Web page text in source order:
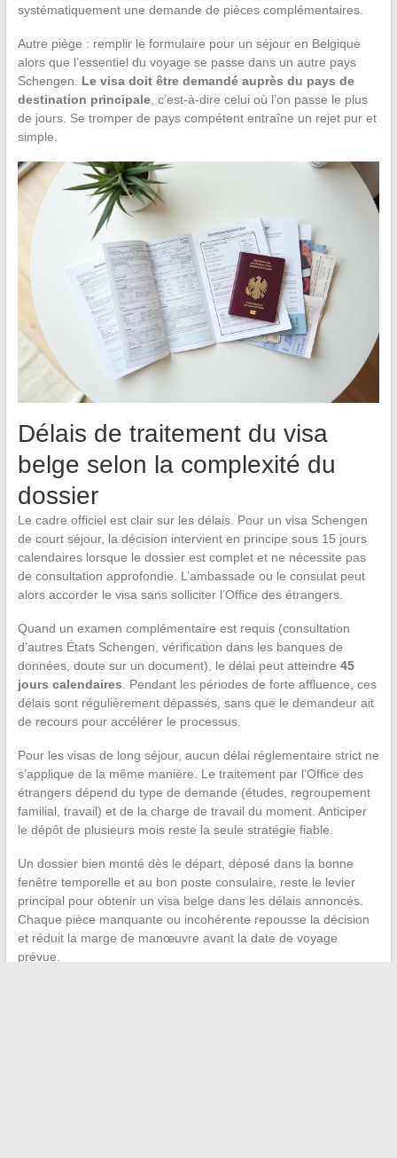
systématiquement une demande de pièces complémentaires.
Autre piège : remplir le formulaire pour un séjour en Belgique
alors que l’essentiel du voyage se passe dans un autre pays
Schengen. Le visa doit être demandé auprès du pays de
destination principale, c’est-à-dire celui où l’on passe le plus
de jours. Se tromper de pays compétent entraîne un rejet pur et
simple.
Délais de traitement du visa
belge selon la complexité du
dossier
Le cadre officiel est clair sur les délais. Pour un visa Schengen
de court séjour, la décision intervient en principe sous 15 jours
calendaires lorsque le dossier est complet et ne nécessite pas
de consultation approfondie. L’ambassade ou le consulat peut
alors accorder le visa sans solliciter l’Office des étrangers.
Quand un examen complémentaire est requis (consultation
d’autres États Schengen, vérification dans les banques de
données, doute sur un document), le délai peut atteindre 45
jours calendaires. Pendant les périodes de forte affluence, ces
délais sont régulièrement dépassés, sans que le demandeur ait
de recours pour accélérer le processus.
Pour les visas de long séjour, aucun délai réglementaire strict ne
s’applique de la même manière. Le traitement par l’Office des
étrangers dépend du type de demande (études, regroupement
familial, travail) et de la charge de travail du moment. Anticiper
le dépôt de plusieurs mois reste la seule stratégie fiable.
Un dossier bien monté dès le départ, déposé dans la bonne
fenêtre temporelle et au bon poste consulaire, reste le levier
principal pour obtenir un visa belge dans les délais annoncés.
Chaque pièce manquante ou incohérente repousse la décision
et réduit la marge de manœuvre avant la date de voyage
prévue.